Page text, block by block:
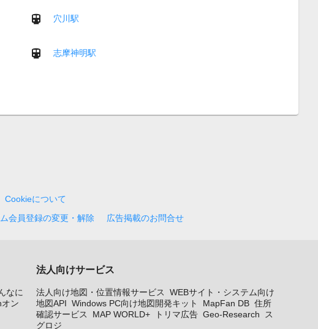
穴川駅
志摩神明駅
Cookieについて
会員登録の変更・解除 広告掲載のお問合せ
なに
ン
法人向けサービス
法人向け地図・位置情報サービス
WEBサイト・システム向け
地図API Windows PC向け地図開発キット MapFan DB 住所
確認サービス
MAP WORLD+ トリマ広告 Geo-Research
ス
グロジ